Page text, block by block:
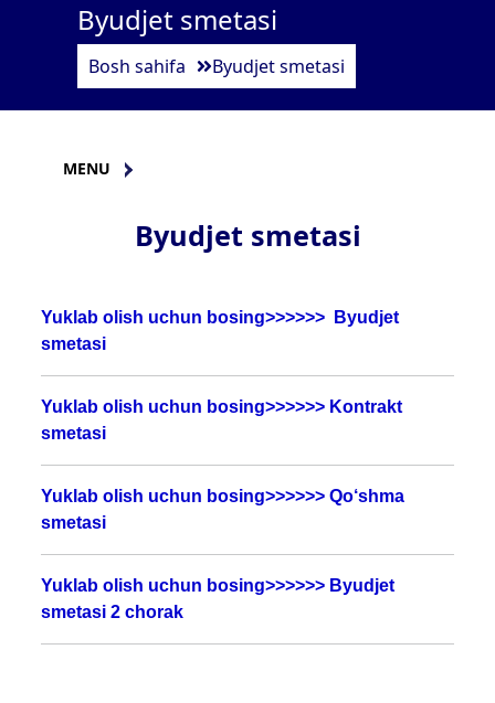
Byudjet smetasi
Bosh sahifa Byudjet smetasi
MENU
Byudjet smetasi
Yuklab olish uchun bosing>>>>>>
Byudjet
smetasi
Yuklab olish uchun bosing>>>>>> Kontrakt
smetasi
Yuklab olish uchun bosing>>>>>>Qo‘shma
smetasi
Yuklab olish uchun bosing>>>>>> Byudjet
smetasi 2 chorak